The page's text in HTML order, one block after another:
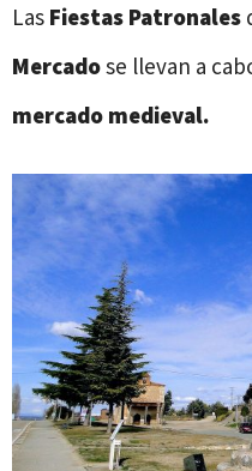
Las Fiestas Patronales
Mercadose llevan a
mercado medieval.